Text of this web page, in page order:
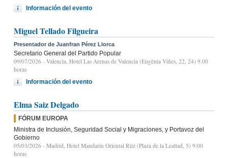
Información del evento
Miguel Tellado Filgueira
Presentador de Juanfran Pérez Llorca
Secretario General del Partido Popular
09/07/2026 - Valencia, Hotel Las Arenas de Valencia (Eugènia Viñes, 22, 24) 9.00
horas
Información del evento
Elma Saiz Delgado
FÓRUM EUROPA
Ministra de Inclusión, Seguridad Social y Migraciones, y Portavoz del
Gobierno
05/03/2026 - Madrid, Hotel Mandarin Oriental Ritz (Plaza de la Lealtad, 5) 9:00
horas